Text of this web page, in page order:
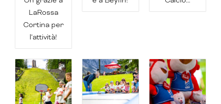
LaRossa
Cortina per
l’attività!